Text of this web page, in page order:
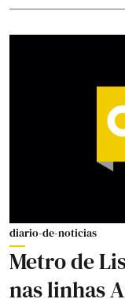
diario-de-noticias
Metro de
nas linhas